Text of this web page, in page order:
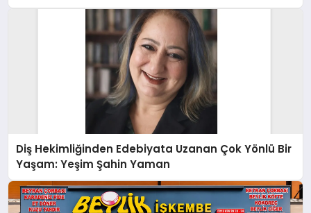
Diş Hekimliğinden Edebiyata Uzanan Çok Yönlü Bir
Yaşam: Yeşim Şahin Yaman